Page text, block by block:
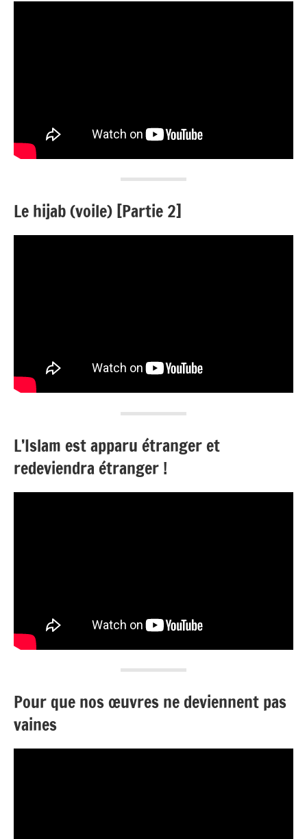
Le hijab (voile) [Partie 2]
L’Islam est apparu étranger et
redeviendra étranger !
Pour que nos œuvres ne deviennent pas
vaines